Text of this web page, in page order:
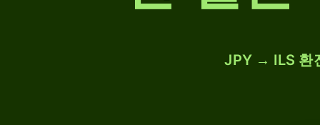
JPY → ILS 환